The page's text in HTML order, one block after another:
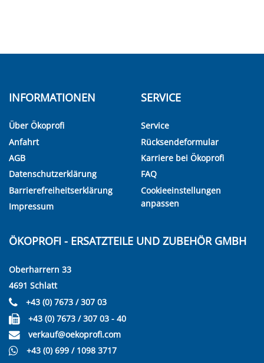
INFORMATIONEN
Über Ökoprofi
Anfahrt
AGB
Datenschutzerklärung
Barrierefreiheitserklärung
Impressum
SERVICE
Service
Rücksendeformular
Karriere bei Ökoprofi
FAQ
Cookieeinstellungen
anpassen
ÖKOPROFI - ERSATZTEILE UND ZUBEHÖR GMBH
Oberharrern 33
4691 Schlatt
+43 (0) 7673 / 307 03
+43 (0) 7673 / 307 03 - 40
verkauf@oekoprofi.com
+43 (0) 699 / 1098 3717